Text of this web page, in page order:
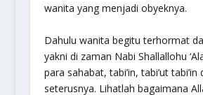
wanita yang menjadi obyeknya.
Dahulu wanita begitu terhormat
yakni di zaman Nabi Shallallohu
para sahabat, tabi’in, tabi’ut tabi’in
seterusnya. Lihatlah bagaimana